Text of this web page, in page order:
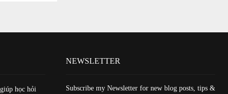
học hỏi
NEWSLETTER
Subscribe my Newsletter for new blog posts, tips &